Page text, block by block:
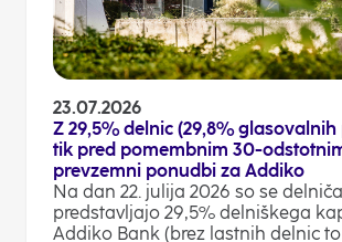
23.07.2026
Z 29,5% delnic (29,8% glasovalnih
tik pred pomembnim 30-
prevzemni ponudbi za Addiko
Na dan 22. julija 2026 so se
predstavljajo 29,5% delniškega
Addiko Bank (brez lastnih delnic